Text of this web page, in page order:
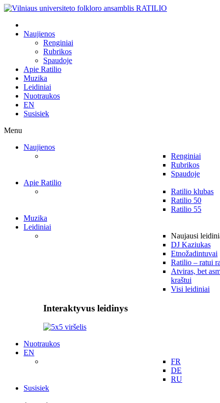
Naujienos
Renginiai
Rubrikos
Spaudoje
Apie Ratilio
Muzika
Leidiniai
Nuotraukos
EN
Susisiek
Menu
Naujienos
Renginiai
Rubrikos
Spaudoje
Apie Ratilio
Ratilio klubas
Ratilio 50
Ratilio 55
Muzika
Leidiniai
Naujausi
DJ Kaziukas
Etnožadintuvai
Ratilio – ratui
Atviras, bet
kraštui
Visi leidiniai
Interaktyvus leidinys
Nuotraukos
EN
FR
DE
RU
Susisiek